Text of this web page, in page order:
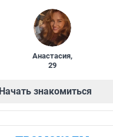
Анастасия,
29
Начать знакомиться